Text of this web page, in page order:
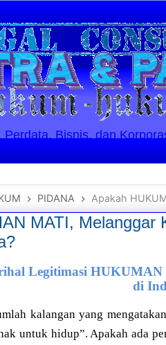
Bisnis, dan
PIDANA Apakah
MATI,
Legitimasi
di
kalangan yang
untuk hidup”. Apakah ada